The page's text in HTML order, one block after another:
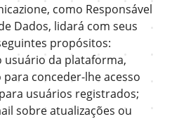
como Responsável
Dados, lidará com seus
propósitos:
da plataforma,
conceder-lhe acesso
usuários registrados;
sobre atualizações ou